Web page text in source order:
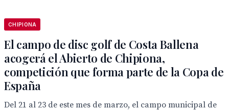
CHIPIONA
El campo de disc golf de Costa Ballena
acogerá el Abierto de Chipiona,
competición que forma parte de la Copa de
España
Del 21 al 23 de este mes de marzo, el campo municipal de